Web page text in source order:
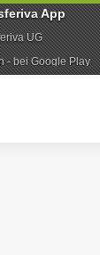
App
UG
- bei Google Play